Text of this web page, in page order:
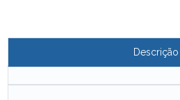
Descrição